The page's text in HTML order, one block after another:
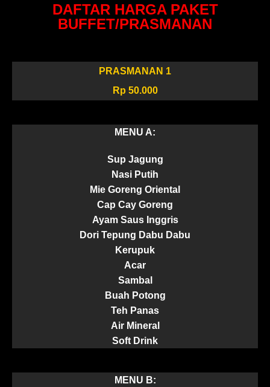
DAFTAR HARGA PAKET
BUFFET/PRASMANAN
PRASMANAN 1
Rp 50.000
MENU A:
Sup Jagung
Nasi Putih
Mie Goreng Oriental
Cap Cay Goreng
Ayam Saus Inggris
Dori Tepung Dabu Dabu
Kerupuk
Acar
Sambal
Buah Potong
Teh Panas
Air Mineral
Soft Drink
MENU B: